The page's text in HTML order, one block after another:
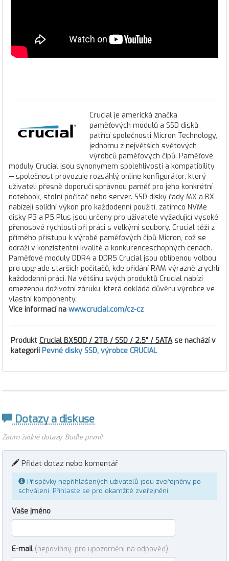
Crucial je americká značka
paměťových modulů a SSD disků
patřící společnosti Micron Technology,
jednomu z největších světových
výrobců paměťových čipů. Paměťové
moduly Crucial jsou synonymem spolehlivosti a kompatibility
— společnost provozuje rozsáhlý online konfigurátor, který
uživateli přesně doporučí správnou paměť pro jeho konkrétní
notebook, stolní počítač nebo server. SSD disky řady MX a BX
nabízejí solidní výkon pro každodenní použití, zatímco NVMe
disky P3 a P5 Plus jsou určeny pro uživatele vyžadující vysoké
přenosové rychlosti při práci s velkými soubory. Crucial těží z
přímého přístupu k výrobě paměťových čipů Micron, což se
odráží v konzistentní kvalitě a konkurenceschopných cenách.
Paměťové moduly DDR4 a DDR5 Crucial jsou oblíbenou volbou
pro upgrade starších počítačů, kde přidání RAM výrazně zrychlí
každodenní práci. Na většinu svých produktů Crucial nabízí
omezenou doživotní záruku, která dokládá důvěru výrobce ve
vlastní komponenty.
Více informací na www.crucial.com/cz-cz
Produkt Crucial BX500 / 2TB / SSD / 2.5" / SATAse nachází v
kategorii Pevné disky SSD, výrobce CRUCIAL
Dotazy a diskuse
Zatím žádné dotazy. Buďte první!
Přidat dotaz nebo komentář
Příspěvky nepřihlášených uživatelů jsou zveřejněny po
schválení. Přihlaste se pro okamžité zveřejnění.
Vaše jméno
E-mail (nepovinný, pro upozornění na odpověď)